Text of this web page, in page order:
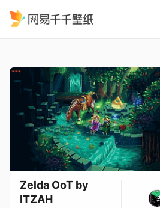
Zelda OoT by
ITZAH